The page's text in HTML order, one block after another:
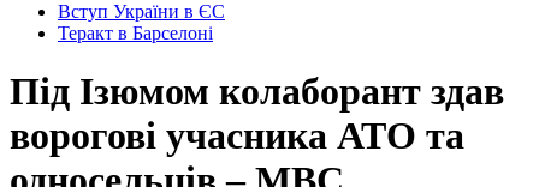
Вступ України в ЄС
Теракт в Барселоні
Під Ізюмом колаборант здав
ворогові учасника АТО та